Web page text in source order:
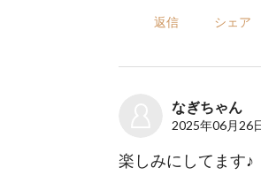
返信 シェア
なぎちゃん
2025年06月26
楽しみにしてます♪